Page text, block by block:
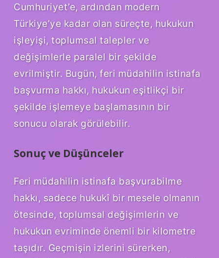
Cumhuriyet’e, ardından modern
Türkiye’ye kadar olan süreçte, hukukun
işleyişi, toplumsal talepler ve
değişimlerle paralel bir şekilde
evrilmiştir. Bugün, feri müdahilin istinafa
başvurma hakkı, hukukun eşitlikçi bir
şekilde işlemeye başlamasının bir
sonucu olarak görülebilir.
Sonuç ve Düşünceler
Feri müdahilin istinafa başvurabilme
hakkı, sadece hukukî bir mesele olmanın
ötesinde, toplumsal değişimlerin ve
hukukun evriminde önemli bir kilometre
taşıdır. Geçmişin izlerini sürerken,